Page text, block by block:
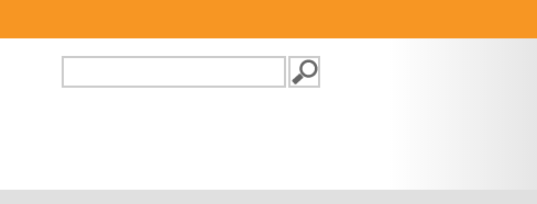
FORMULAIRE DE